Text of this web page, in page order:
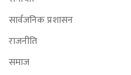
सार्वजनिक प्रशासन
राजनीति
समाज